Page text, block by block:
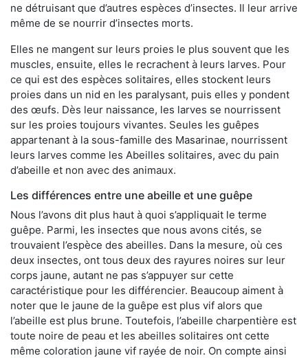
ne détruisant que d’autres espèces d’insectes. Il leur arrive
même de se nourrir d’insectes morts.
Elles ne mangent sur leurs proies le plus souvent que les
muscles, ensuite, elles le recrachent à leurs larves. Pour
ce qui est des espèces solitaires, elles stockent leurs
proies dans un nid en les paralysant, puis elles y pondent
des œufs. Dès leur naissance, les larves se nourrissent
sur les proies toujours vivantes. Seules les guêpes
appartenant à la sous-famille des Masarinae, nourrissent
leurs larves comme les Abeilles solitaires, avec du pain
d’abeille et non avec des animaux.
Les différences entre une abeille et une guêpe
Nous l’avons dit plus haut à quoi s’appliquait le terme
guêpe. Parmi, les insectes que nous avons cités, se
trouvaient l’espèce des abeilles. Dans la mesure, où ces
deux insectes, ont tous deux des rayures noires sur leur
corps jaune, autant ne pas s’appuyer sur cette
caractéristique pour les différencier. Beaucoup aiment à
noter que le jaune de la guêpe est plus vif alors que
l’abeille est plus brune. Toutefois, l’abeille charpentière est
toute noire de peau et les abeilles solitaires ont cette
même coloration jaune vif rayée de noir. On compte ainsi